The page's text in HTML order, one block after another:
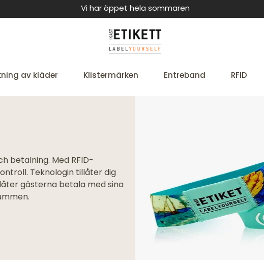
Vi har öppet hela sommaren
av kläder Klistermärken Entreband RFID
betalning. Med RFID-
Teknologin tillåter dig
gästerna betala med sina